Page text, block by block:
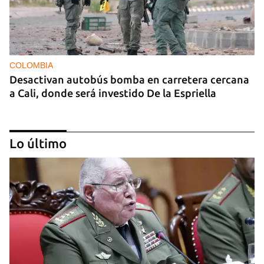
COLOMBIA
Desactivan autobús bomba en carretera cercana
a Cali, donde será investido De la Espriella
Lo último